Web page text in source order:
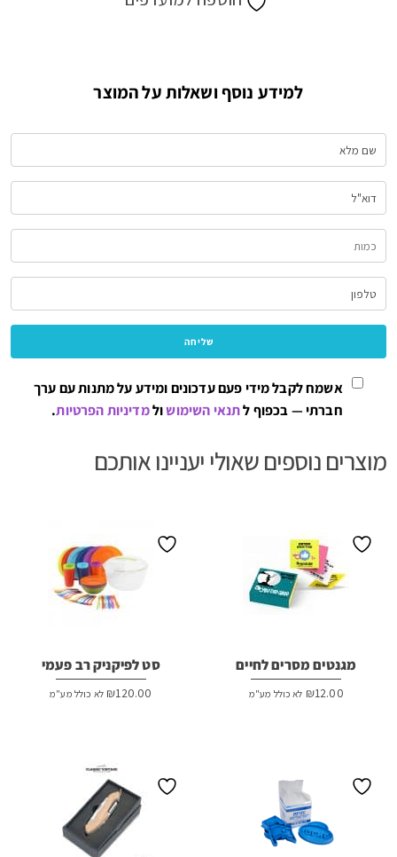
למידע נוסף ושאלות על המוצר
אשמח לקבל מידי פעם עדכונים ומידע על מתנות עם ערך
חברתי — בכפוף לתנאי השימושולמדיניות הפרטיות.
מוצרים נוספים שאולי יעניינו אותכם
מגנטים מסרים לחיים
₪12.00 לא כולל מע"מ
סט לפיקניק רב פעמי
₪120.00 לא כולל מע"מ